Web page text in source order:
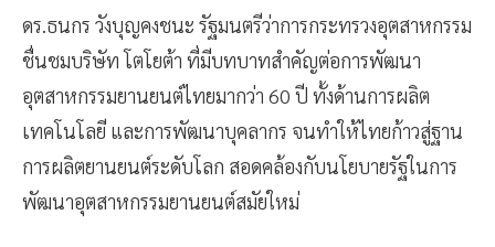
ดร.ธนกร วังบุญคงชนะ รัฐมนตรีว่าการกระทรวงอุตสาหกรรม
ชื่นชมบริษัท โตโยต้า ที่มีบทบาทสำคัญต่อการพัฒนา
อุตสาหกรรมยานยนต์ไทยมากว่า 60 ปี ทั้งด้านการผลิต
เทคโนโลยี และการพัฒนาบุคลากร จนทำให้ไทยก้าวสู่ฐาน
การผลิตยานยนต์ระดับโลก สอดคล้องกับนโยบายรัฐในการ
พัฒนาอุตสาหกรรมยานยนต์สมัยใหม่